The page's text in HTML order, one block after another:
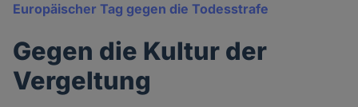
Europäischer Tag gegen die Todesstrafe
Gegen die Kultur der
Vergeltung